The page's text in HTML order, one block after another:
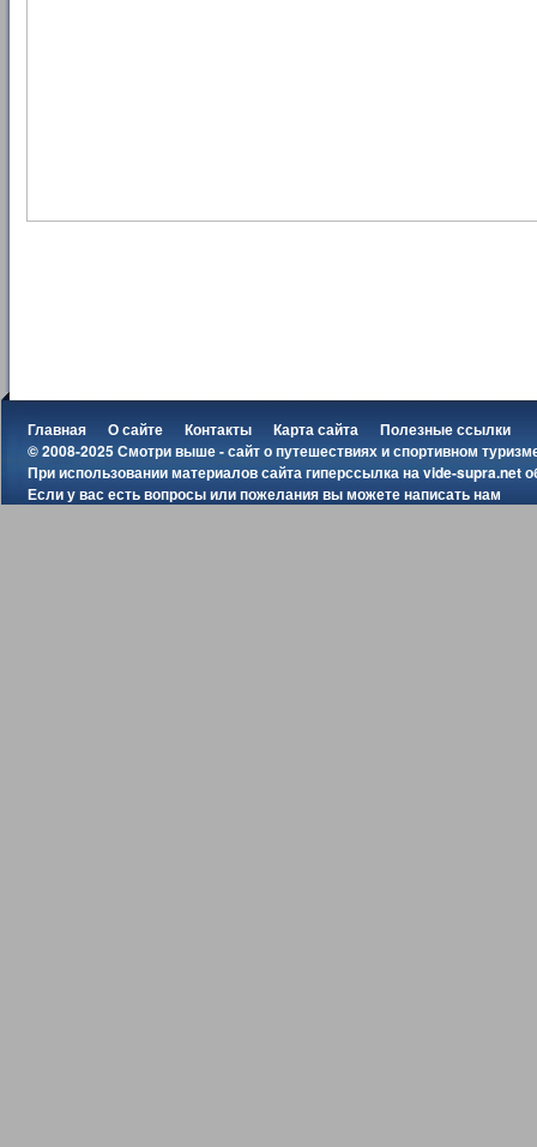
Главная О сайте Контакты Карта сайта
Полезные ссылки
© 2008-2025 Смотри выше - сайт о путешествиях и спортивном
При использовании материалов сайта гиперссылка наvide-supra.net
Если у вас есть вопросы или пожелания вы можетенаписать нам